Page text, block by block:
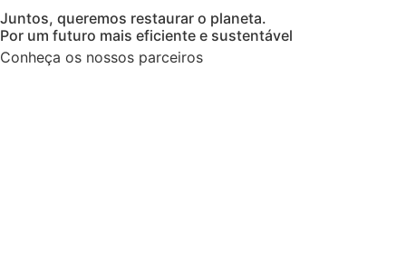
Juntos, queremos restaurar o planeta.
Por um futuro mais eficiente e sustentável
Conheça os nossos parceiros